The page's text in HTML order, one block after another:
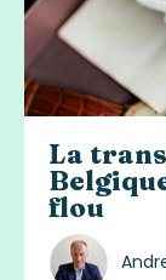
La
flou